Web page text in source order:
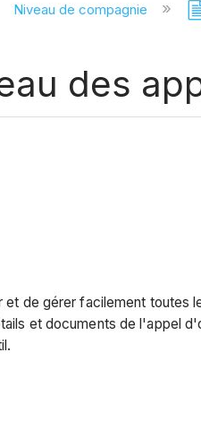
Niveau de compagnie
des
de gérer facilement toutes
et documents de l'appel